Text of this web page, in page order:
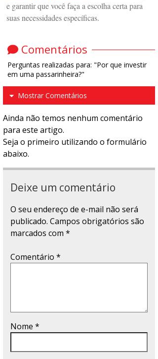
e garantir que você faça a escolha certa para
suas necessidades específicas.
Comentários
Perguntas realizadas para: "Por que investir
em uma passarinheira?"
Mostrar Comentários
Ainda não temos nenhum comentário
para este artigo.
Seja o primeiro utilizando o formulário
abaixo.
Deixe um comentário
O seu endereço de e-mail não será
publicado. Campos obrigatórios são
marcados com*
Comentário*
Nome*